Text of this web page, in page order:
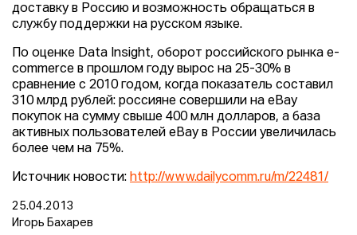
доставку в Россию и возможность обращаться в
службу поддержки на русском языке.
По оценке Data Insight, оборот российского рынка e-
commerce в прошлом году вырос на 25-30% в
сравнение с 2010 годом, когда показатель составил
310 млрд рублей: россияне совершили на eBay
покупок на сумму свыше 400 млн долларов, а база
активных пользователей eBay в России увеличилась
более чем на 75%.
Источник новости: http://www.dailycomm.ru/m/22481/
25.04.2013
Игорь Бахарев